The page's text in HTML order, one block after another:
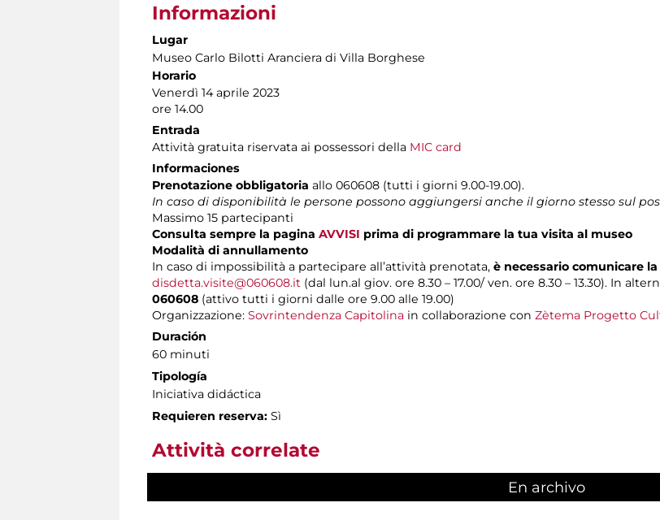
Informazioni
Lugar
Museo Carlo Bilotti Aranciera di Villa Borghese
Horario
Venerdì 14 aprile 2023
ore 14.00
Entrada
Attività gratuita riservata ai possessori della MIC card
Informaciones
Prenotazione obbligatoria allo 060608 (tutti i giorni 9.00-19.00).
In caso di disponibilità le persone possono aggiungersi anche il giorno stesso sul
Massimo 15 partecipanti
Consulta sempre la pagina AVVISI prima di programmare la tua visita al museo
Modalità di annullamento
In caso di impossibilità a partecipare all’attività prenotata, è necessario comunicare
disdetta.visite@060608.it (dal lun.al giov. ore 8.30 – 17.00/ ven. ore 8.30 – 13.30). In
060608 (attivo tutti i giorni dalle ore 9.00 alle 19.00)
Organizzazione: Sovrintendenza Capitolina in collaborazione con Zètema Progetto
Duración
60 minuti
Tipología
Iniciativa didáctica
Requieren reserva: Sì
Attività correlate
En archivo